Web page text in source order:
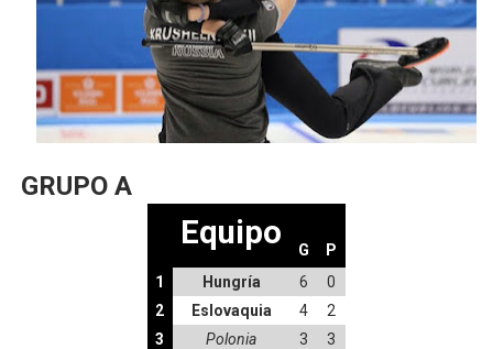
Athletes Unlimited Softball League 2026 - Las Utah
Mundial de piragüismo slalom 2026 (Oklahoma City,
Tour de Francia masculino 2026 - Tadej Pogacar
Mundial de Fórmula 1 2026 - Lando Norris consigue
Campeonato de Europa de saltos 2026 (París,
GRUPO A
Equipo G P
1 Hungría 6
0
2
Eslovaquia 4
2
3
Polonia 3
3